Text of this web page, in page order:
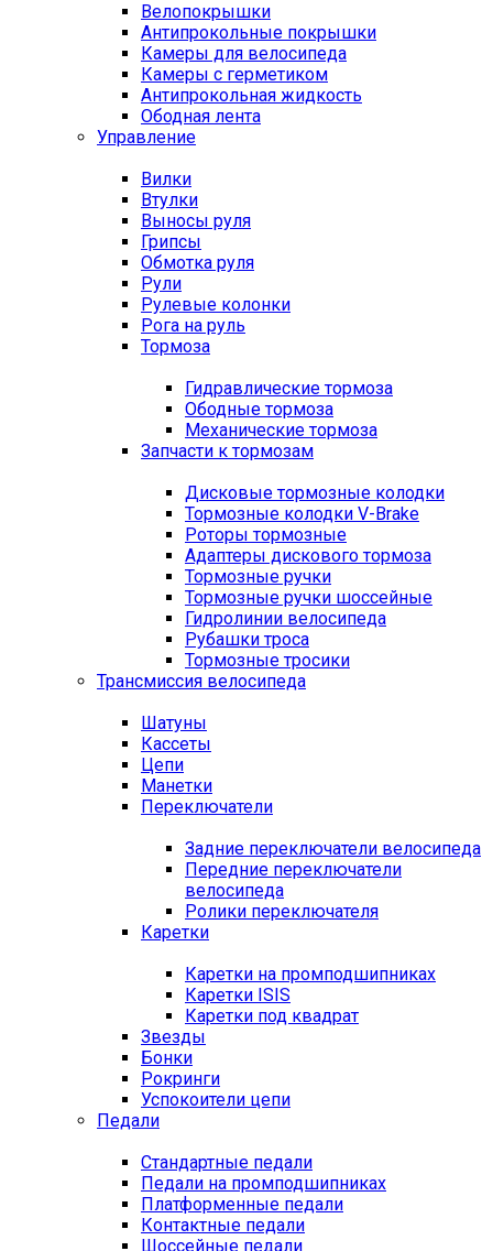
Велопокрышки
Антипрокольные покрышки
Камеры для велосипеда
Камеры с герметиком
Антипрокольная жидкость
Ободная лента
Управление
Вилки
Втулки
Выносы руля
Грипсы
Обмотка руля
Рули
Рулевые колонки
Рога на руль
Тормоза
Гидравлические тормоза
Ободные тормоза
Механические тормоза
Запчасти к тормозам
Дисковые тормозные колодки
Тормозные колодки V-Brake
Роторы тормозные
Адаптеры дискового тормоза
Тормозные ручки
Тормозные ручки шоссейные
Гидролинии велосипеда
Рубашки троса
Тормозные тросики
Трансмиссия велосипеда
Шатуны
Кассеты
Цепи
Манетки
Переключатели
Задние переключатели велосипеда
Передние переключатели
велосипеда
Ролики переключателя
Каретки
Каретки на промподшипниках
Каретки ISIS
Каретки под квадрат
Звезды
Бонки
Рокринги
Успокоители цепи
Педали
Стандартные педали
Педали на промподшипниках
Платформенные педали
Контактные педали
Шоссейные педали